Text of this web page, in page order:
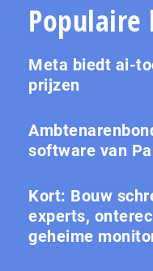
Populaire
Meta biedt ai-
prijzen
software van
Kort: Bouw
experts,
geheime